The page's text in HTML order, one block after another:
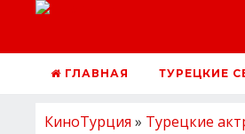
ГЛАВНАЯ ТУРЕЦКИЕ
КиноТурция » Турецкие